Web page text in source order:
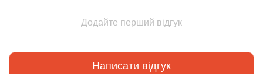
Додайте перший відгук
Написати відгук